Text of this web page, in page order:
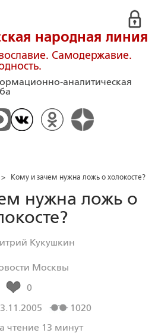
народная линия
Самодержавие.
аналитическая
> Кому и зачем нужна ложь о холокосте?
нужна ложь о
Кукушкин
Москвы
0
1020
чтение 13 минут